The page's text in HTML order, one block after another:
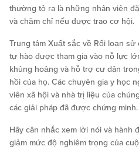
thường tỏ ra là những nhân viên
và chăm chỉ nếu được trao cơ hội.
Trung tâm Xuất sắc về Rối loạn
tự hào được tham gia vào nỗ lực
khủng hoảng và hỗ trợ cư dân
hồi của họ. Các chuyên gia y học
viên xã hội và nhà trị liệu của
các giải pháp đã được chứng minh.
Hãy cân nhắc xem lời nói và hành
giảm mức độ nghiêm trọng của